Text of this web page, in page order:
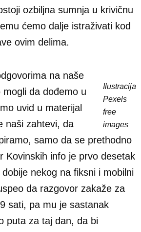
ozbiljna sumnja u krivičnu
ćemo dalje istraživati kod
ovim delima.
Ilustracija
Pexels
free
images
na naše
da dođemo u
uvid u materijal
naši zahtevi, da
samo da se prethodno
Kovinskih info je prvo desetak
nekog na fiksni i mobilni
da razgovor zakaže za
sati, pa mu je sastanak
puta za taj dan, da bi